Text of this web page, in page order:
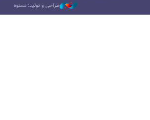
طراحی و تولید: نستوه